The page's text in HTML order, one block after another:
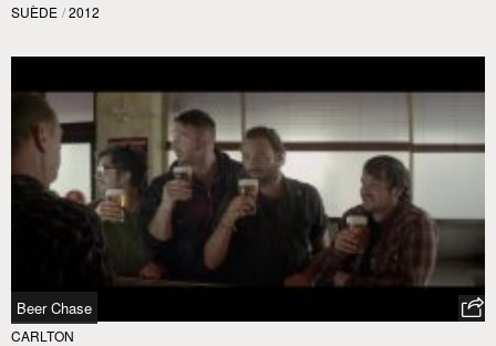
SUÈDE / 2012
Beer Chase
CARLTON